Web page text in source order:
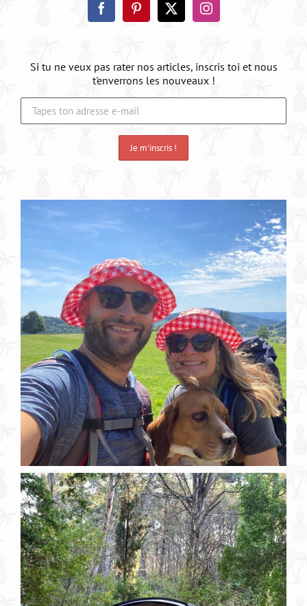
Si tu ne veux pas rater nos articles, inscris toi et nous
t'enverrons les nouveaux !